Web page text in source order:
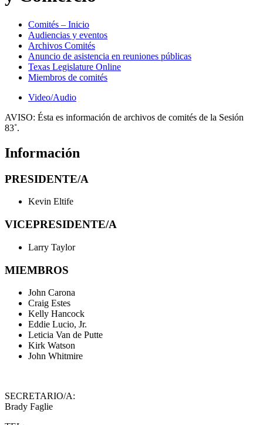
Comités – Inicio
Audiencias y eventos
Archivos Comités
Anuncio de asistencia en reuniones públicas
Texas Legislature Online
Miembros de comités
Video/Audio
AVISO: Ésta es información de archivos de comités de la Sesión
83˚.
Información
PRESIDENTE/A
Kevin Eltife
VICEPRESIDENTE/A
Larry Taylor
MIEMBROS
John Carona
Craig Estes
Kelly Hancock
Eddie Lucio, Jr.
Leticia Van de Putte
Kirk Watson
John Whitmire
SECRETARIO/A:
Brady Faglie